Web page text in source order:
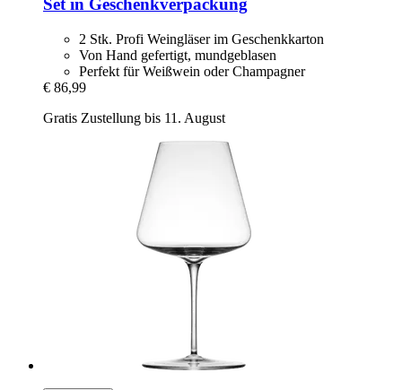
Set in Geschenkverpackung
2 Stk. Profi Weingläser im Geschenkkarton
Von Hand gefertigt, mundgeblasen
Perfekt für Weißwein oder Champagner
€ 86,99
Gratis Zustellung bis 11. August